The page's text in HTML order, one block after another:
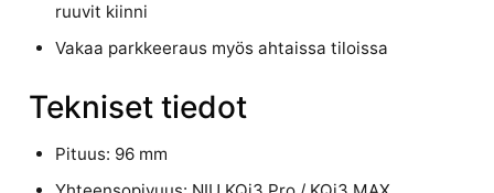
ruuvit kiinni
Vakaa parkkeeraus myös ahtaissa tiloissa
Tekniset tiedot
Pituus: 96 mm